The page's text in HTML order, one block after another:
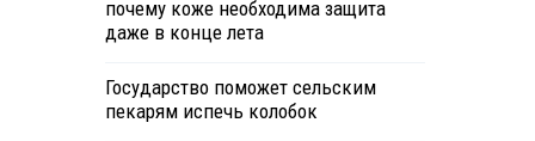
почему коже необходима защита
даже в конце лета
Государство поможет сельским
пекарям испечь колобок